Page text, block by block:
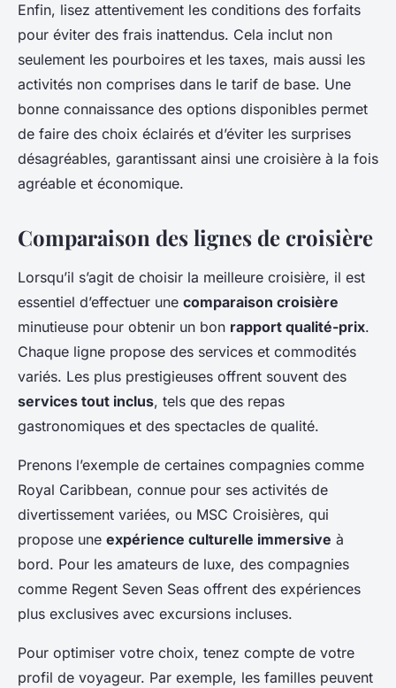
Enfin, lisez attentivement les conditions des forfaits
pour éviter des frais inattendus. Cela inclut non
seulement les pourboires et les taxes, mais aussi les
activités non comprises dans le tarif de base. Une
bonne connaissance des options disponibles permet
de faire des choix éclairés et d’éviter les surprises
désagréables, garantissant ainsi une croisière à la fois
agréable et économique.
Comparaison des lignes de croisière
Lorsqu’il s’agit de choisir la meilleure croisière, il est
essentiel d’effectuer une comparaison croisière
minutieuse pour obtenir un bon rapport qualité-prix.
Chaque ligne propose des services et commodités
variés. Les plus prestigieuses offrent souvent des
services tout inclus, tels que des repas
gastronomiques et des spectacles de qualité.
Prenons l’exemple de certaines compagnies comme
Royal Caribbean, connue pour ses activités de
divertissement variées, ou MSC Croisières, qui
propose une expérience culturelle immersive à
bord. Pour les amateurs de luxe, des compagnies
comme Regent Seven Seas offrent des expériences
plus exclusives avec excursions incluses.
Pour optimiser votre choix, tenez compte de votre
profil de voyageur. Par exemple, les familles peuvent